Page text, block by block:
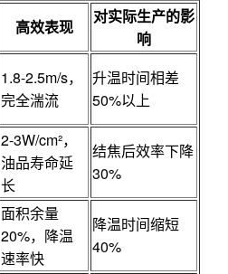
高效表现
对实际生产的影
响
1.8-2.5m/s，
完全湍流
升温时间相差
50%以上
2-3W/cm²，
油品寿命延
长
结焦后效率下降
30%
面积余量
20%，降温
速率快
降温时间缩短
40%